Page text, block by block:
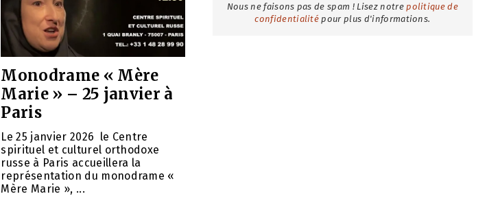
Monodrame « Mère
Marie » – 25 janvier à
Paris
Le 25 janvier 2026 le Centre
spirituel et culturel orthodoxe
russe à Paris accueillera la
représentation du monodrame «
Mère Marie », ...
Nous ne faisons pas de spam ! Lisez notre politique de
confidentialité pour plus d'informations.